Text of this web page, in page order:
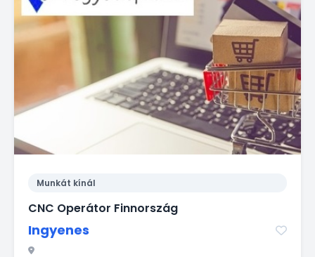
Munkát kínál
CNC Operátor Finnország
Ingyenes